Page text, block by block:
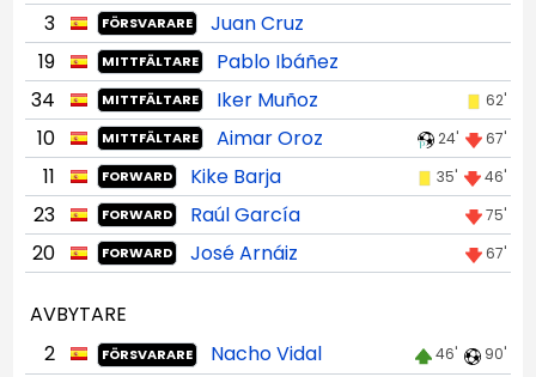
3
FÖRSVARARE
Juan Cruz
19
MITTFÄLTARE
Pablo Ibáñez
34
MITTFÄLTARE Iker Muñoz 62'
10 MITTFÄLTARE Aimar Oroz 24' 67'
11 FORWARD Kike Barja 35' 46'
23 FORWARD Raúl García 75'
20 FORWARD José Arnáiz 67'
AVBYTARE
2
FÖRSVARARE Nacho Vidal 46' 90'